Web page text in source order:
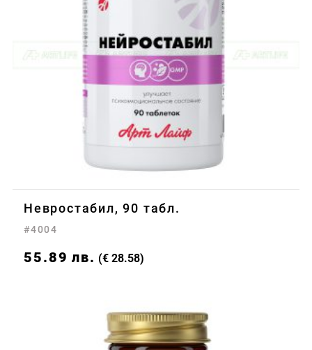
Невростабил, 90 табл.
#4004
55.89 лв. (€ 28.58)